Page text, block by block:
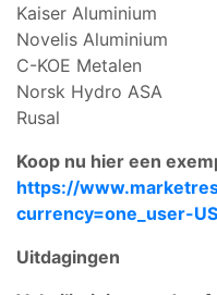
Kaiser Aluminium
Novelis Aluminium
C-KOE Metalen
Norsk Hydro ASA
Rusal
Koop nu hier een
https://
currency=one_user-
Uitdagingen